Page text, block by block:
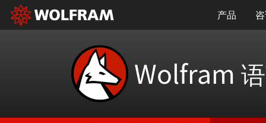
产品
Wolfram